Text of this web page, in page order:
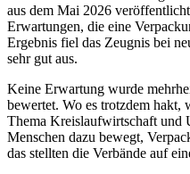
aus dem Mai 2026
Erwartungen, die eine
Ergebnis fiel das Zeugnis bei
sehr gut aus.
Keine Erwartung wurde
bewertet. Wo es trotzdem
Thema Kreislaufwirtschaft und
Menschen dazu bewegt,
das stellten die Verbände auf